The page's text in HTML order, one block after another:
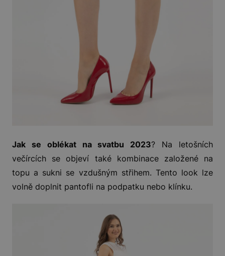
Jak se oblékat na svatbu 2023? Na letošních
večírcích se objeví také kombinace založené na
topu a sukni se vzdušným střihem. Tento look lze
volně doplnit pantofli na podpatku nebo klínku.